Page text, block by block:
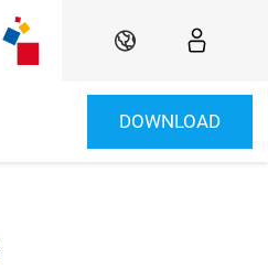
DE
DOWNLOAD